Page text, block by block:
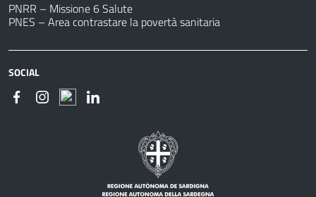
PNRR – Missione 6 Salute
PNES – Area contrastare la povertà sanitaria
SOCIAL